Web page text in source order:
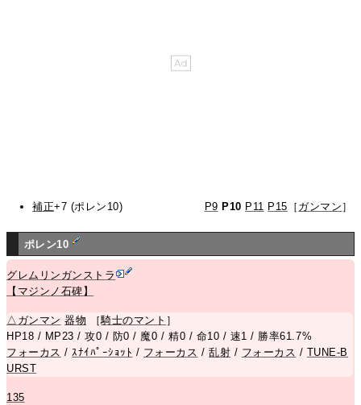
補正+7 (ポレン10) P9 P10 P11 P15 ［ ガンマン ］
ポレン10
グレムリンガンストラ
【マジンノ石碑】
△ ガンマン 器物 ［騎士のマント ］
HP18 / MP23 / 攻0 / 防0 / 魔0 / 精0 / 命10 / 速1 / 勝率61.7%
フォーカス /ｽﾅｲﾊﾟｰｼｮｯﾄ / フォーカス /乱射 / フォーカス / TUNE-B
URST
135